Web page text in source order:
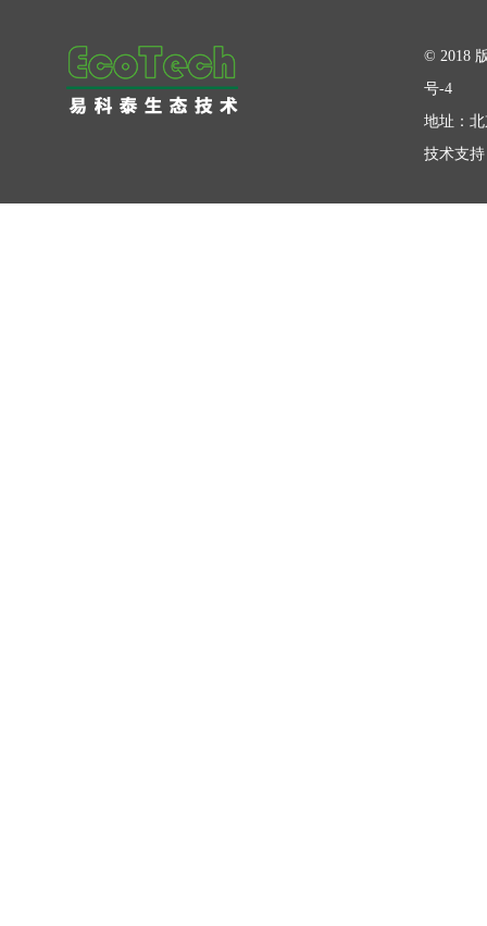
© 2018
号-4
地址：
技术支